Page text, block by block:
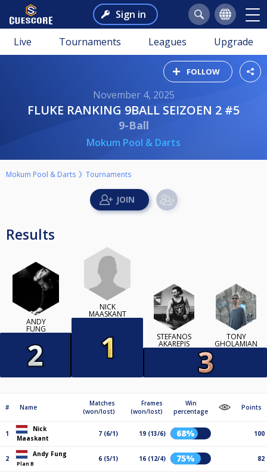
Sign in
Live Tournaments Leagues Upgrade
FOLLOW
November 4, 2025
FLUKE RANKING 9BALL SEIZOEN 2 #5
9-Ball
Mokum Pool & Darts
Mokum Pool & Darts Tournaments
Results
ANDY
FUNG
NICK
MAASKANT
STEFANOS
AKAREPIS
TONY
GHOLAMIAN
# Name
Matches
(won/lost)
Frames
(won/lost)
Win
percentage
Points
1
Nick
Maaskant
7 (6/1) 19 (13/6) 68% 100
2
Andy Fung
Plan B
6 (5/1) 16 (12/4) 75% 82